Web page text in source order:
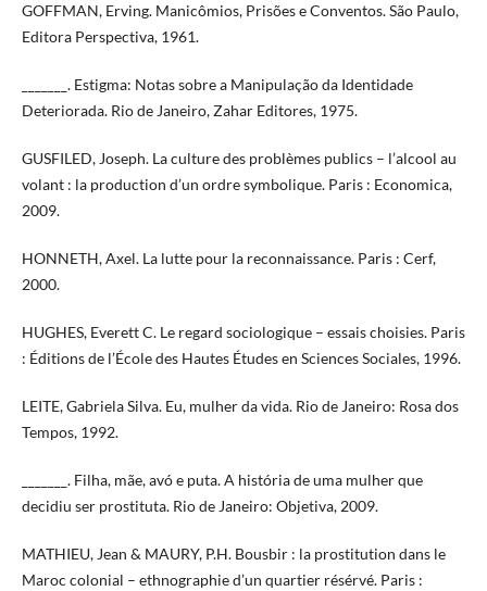
GOFFMAN, Erving. Manicômios, Prisões e Conventos. São Paulo,
Editora Perspectiva, 1961.
_______. Estigma: Notas sobre a Manipulação da Identidade
Deteriorada. Rio de Janeiro, Zahar Editores, 1975.
GUSFILED, Joseph. La culture des problèmes publics – l’alcool au
volant : la production d’un ordre symbolique. Paris : Economica,
2009.
HONNETH, Axel. La lutte pour la reconnaissance. Paris : Cerf,
2000.
HUGHES, Everett C. Le regard sociologique – essais choisies. Paris
: Éditions de l’École des Hautes Études en Sciences Sociales, 1996.
LEITE, Gabriela Silva. Eu, mulher da vida. Rio de Janeiro: Rosa dos
Tempos, 1992.
_______. Filha, mãe, avó e puta. A história de uma mulher que
decidiu ser prostituta. Rio de Janeiro: Objetiva, 2009.
MATHIEU, Jean & MAURY, P.H. Bousbir : la prostitution dans le
Maroc colonial – ethnographie d’un quartier résérvé. Paris :